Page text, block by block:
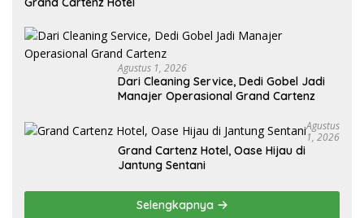
Agustus 1, 2026
Dari Cleaning Service, Dedi Gobel Jadi
Manajer Operasional Grand Cartenz
Agustus
1, 2026
Grand Cartenz Hotel, Oase Hijau di
Jantung Sentani
Selengkapnya